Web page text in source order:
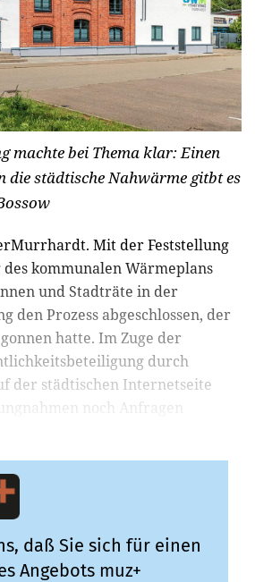
machte bei Thema klar: Einen
die städtische Nahwärme gitbt es
Mit der Feststellung
des kommunalen Wärmeplans
und Stadträte in der
den Prozess abgeschlossen, der
hatte. Im Zuge der
durch
der städtischen Internetseite
noch Anfragen
daß Sie sich für einen
Angebots muz+